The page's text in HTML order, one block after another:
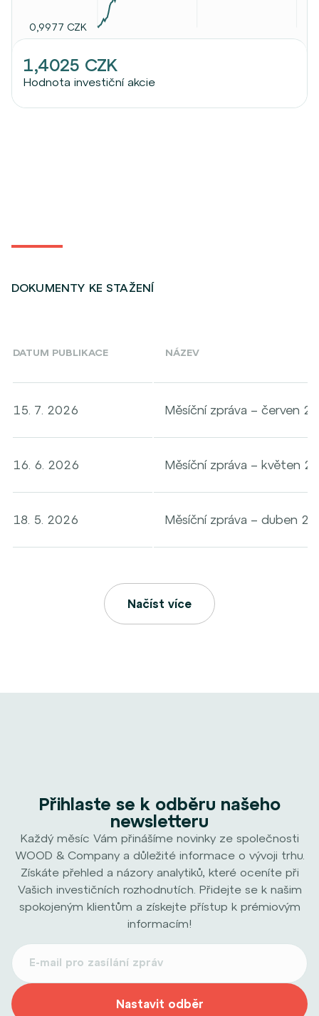
0,9977 CZK
1,4025 CZK
Hodnota investiční akcie
DOKUMENTY KE STAŽENÍ
DATUM PUBLIKACE NÁZEV
15. 7. 2026 Měsíční zpráva – červen
16. 6. 2026 Měsíční zpráva – květen
18. 5. 2026 Měsíční zpráva – duben
Načíst více
Přihlaste se k odběru našeho
newsletteru
Každý měsíc Vám přinášíme novinky ze společnosti
WOOD & Company a důležité informace o vývoji trhu.
Získáte přehled a názory analytiků, které oceníte při
Vašich investičních rozhodnutích. Přidejte se k našim
spokojeným klientům a získejte přístup k prémiovým
informacím!
Nastavit odběr